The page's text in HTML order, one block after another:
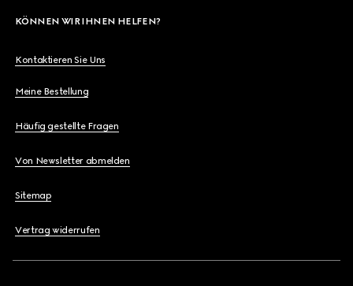
KÖNNEN WIR IHNEN HELFEN?
Kontaktieren Sie Uns
Meine Bestellung
Häufig gestellte Fragen
Von Newsletter abmelden
Sitemap
Vertrag widerrufen